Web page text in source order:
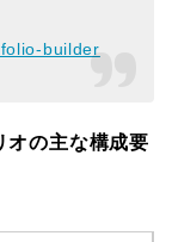
builder
オの主な構成要